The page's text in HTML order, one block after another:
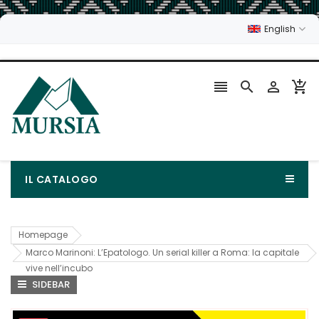
English
   
IL CATALOGO
Homepage
Marco Marinoni: L’Epatologo. Un serial killer a Roma: la capitale
vive nell’incubo
SIDEBAR